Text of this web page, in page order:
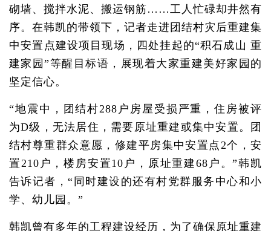
砌墙、搅拌水泥、搬运钢筋……工人忙碌却井然有
序。在韩凯的带领下，记者走进团结村灾后重建集
中安置点建设项目现场，四处挂起的“积石成山 重
建家园”等醒目标语，展现着大家重建美好家园的
坚定信心。
“地震中，团结村288户房屋受损严重，住房被评
为D级，无法居住，需要原址重建或集中安置。团
结村尊重群众意愿，修建平房集中安置点2个，安
置210户，楼房安置10户，原址重建68户。”韩凯
告诉记者，“同时建设的还有村党群服务中心和小
学、幼儿园。”
韩凯曾有多年的工程建设经历，为了确保原址重建